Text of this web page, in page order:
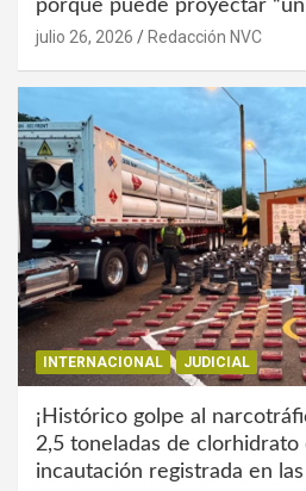
porque puede proyectar
julio 26, 2026 Redacción NVC
INTERNACIONAL JUDICIAL
¡Histórico golpe al
2,5 toneladas de clorhidrato
incautación registrada en